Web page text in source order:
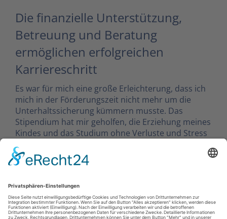
Die finanzielle Unterstützung,
Betreuung und Beratung
ermöglichen erfolgreichen
Karriereschritt
Es war für mich eine große Erleichterung, dass ich
mich in der Förderungszeit nicht mehr um die
Unterhaltssicherung kümmern musste. Das
Stipendium hat mir geholfen, die Erziehung meines
Kindes und das Studium ohne Verluste und Stress
zu bewältigen. Besonders dankbar bin ich für die
individuelle und hochprofessionelle Beratung und
Betreuung während der Förderungszeit durch Frau
Vielen herzlichen Dank für ihr unglaubliches
Projekt, das eine enorme Hilfestellung für
alleinerziehende Studierende leistet. Ich wünsche